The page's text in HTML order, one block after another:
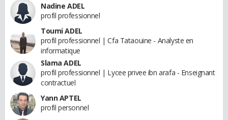
Nadine ADEL
profil professionnel
Toumi ADEL
profil professionnel | Cfa Tataouine - Analyste en
informatique
Slama ADEL
profil professionnel | Lycee privee ibn arafa - Enseignant
contractuel
Yann APTEL
profil personnel